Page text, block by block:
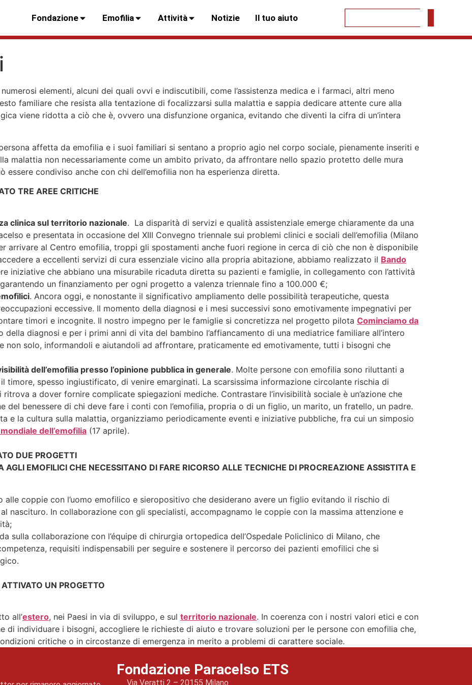
Fondazione Emofilia Attività Notizie Il tuo aiuto
elementi, alcuni dei quali ovvi e indiscutibili, come l’assistenza medica e i farmaci, altri meno
familiare che resista alla tentazione di focalizzarsi sulla malattia e sappia dedicare attente cure alla
viene ridotta a ciò che è, ovvero una disfunzione organica, evitando che diventi la cifra di un’intera
affetta da emofilia e i suoi familiari si sentano a proprio agio nel corpo sociale, pienamente inseriti e
malattia non necessariamente come un ambito privato, da affrontare nello spazio protetto delle mura
essere condiviso anche con chi dell’emofilia non ha esperienza diretta.
TRE AREE CRITICHE
clinica sul territorio nazionale. La disparità di servizi e qualità assistenziale emerge chiaramente da una
e presentata in occasione del XIII Convegno triennale sui problemi clinici e sociali dell’emofilia (Milano
arrivare al Centro emofilia, troppi gli spostamenti anche fuori regione in cerca di ciò che non è disponibile
a eccellenti servizi di cura essenziale vicino alla propria abitazione, abbiamo realizzato il Bando
iniziative che abbiano una misurabile ricaduta diretta su pazienti e famiglie, in collegamento con l’attività
un finanziamento per ogni progetto a valenza triennale fino a 100.000 €;
. Ancora oggi, e nonostante il significativo ampliamento delle possibilità terapeutiche, questa
eccessive. Il momento della diagnosi e i mesi successivi sono emotivamente impegnativi per
timori e incognite. Il nostro impegno per le famiglie si concretizza nel progetto pilota Cominciamo da
della diagnosi e per i primi anni di vita del bambino l’affiancamento di una mediatrice familiare all’intero
non solo, informandoli e aiutandoli ad affrontare, praticamente ed emotivamente, tutti i bisogni che
dell’emofilia presso l’opinione pubblica in generale. Molte persone con emofilia sono riluttanti a
timore, spesso ingiustificato, di venire emarginati. La scarsissima informazione circolante rischia di
a dover fornire complicate spiegazioni mediche. Contrastare l’invisibilità sociale è un’azione che
del benessere di chi deve fare i conti con l’emofilia, propria o di un figlio, un marito, un fratello, un padre.
e la cultura sulla malattia, organizziamo periodicamente eventi e iniziative pubbliche, fra cui un simposio
dell’emofilia (17 aprile).
DUE PROGETTI
AGLI EMOFILICI CHE NECESSITANO DI FARE RICORSO ALLE TECNICHE DI PROCREAZIONE ASSISTITA E
alle coppie con l’uomo emofilico e sieropositivo che desiderano avere un figlio evitando il rischio di
nascituro. In collaborazione con gli specialisti, accompagnamo le coppie con la massima attenzione e
sulla collaborazione con l’équipe di chirurgia ortopedica dell’Ospedale Policlinico di Milano, che
requisiti indispensabili per seguire e sostenere il percorso dei pazienti emofilici che si
UN PROGETTO
all’estero, nei Paesi in via di sviluppo, e sul territorio nazionale. In coerenza con i nostri valori etici e con
di individuare i bisogni, accogliere le richieste di aiuto e trovare soluzioni per le persone con emofilia che,
critiche o in circostanze di emergenza in merito a problemi di carattere sociale.
Fondazione Paracelso ETS
Via Veratti 2 – 20155 Milano